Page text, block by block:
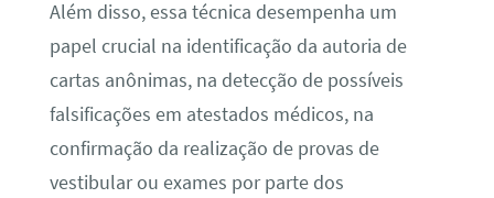
Além disso, essa técnica desempenha um
papel crucial na identificação da autoria de
cartas anônimas, na detecção de possíveis
falsificações em atestados médicos, na
confirmação da realização de provas de
vestibular ou exames por parte dos